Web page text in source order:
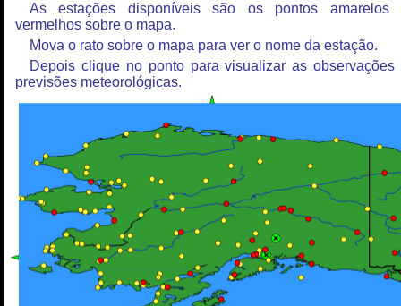
As estações disponíveis são os pontos amarelos
vermelhos sobre o mapa.
Mova o rato sobre o mapa para ver o nome da estação.
Depois clique no ponto para visualizar as observações
previsões meteorológicas.